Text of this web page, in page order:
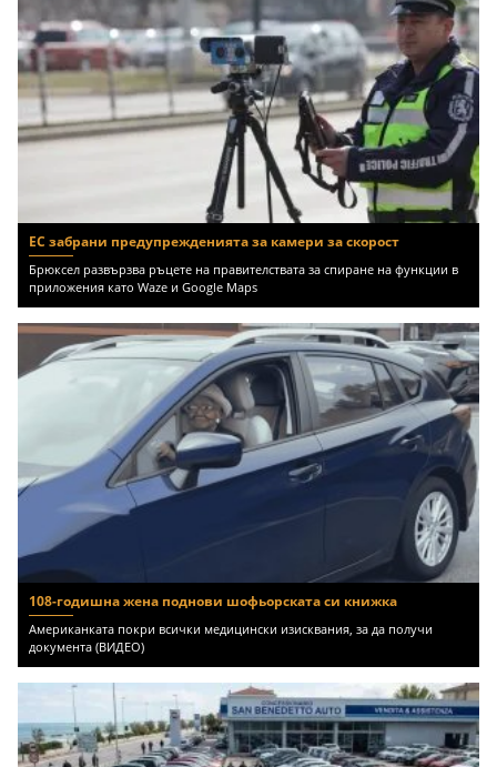
ЕС забрани предупрежденията за камери за скорост
Брюксел развързва ръцете на правителствата за спиране на функции в
приложения като Waze и Google Maps
108-годишна жена поднови шофьорската си книжка
Американката покри всички медицински изисквания, за да получи
документа (ВИДЕО)